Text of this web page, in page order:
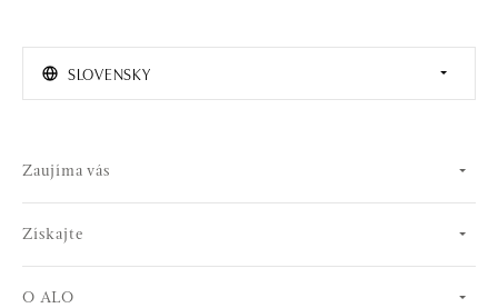
SLOVENSKY
Zaujíma vás
Získajte
O ALO